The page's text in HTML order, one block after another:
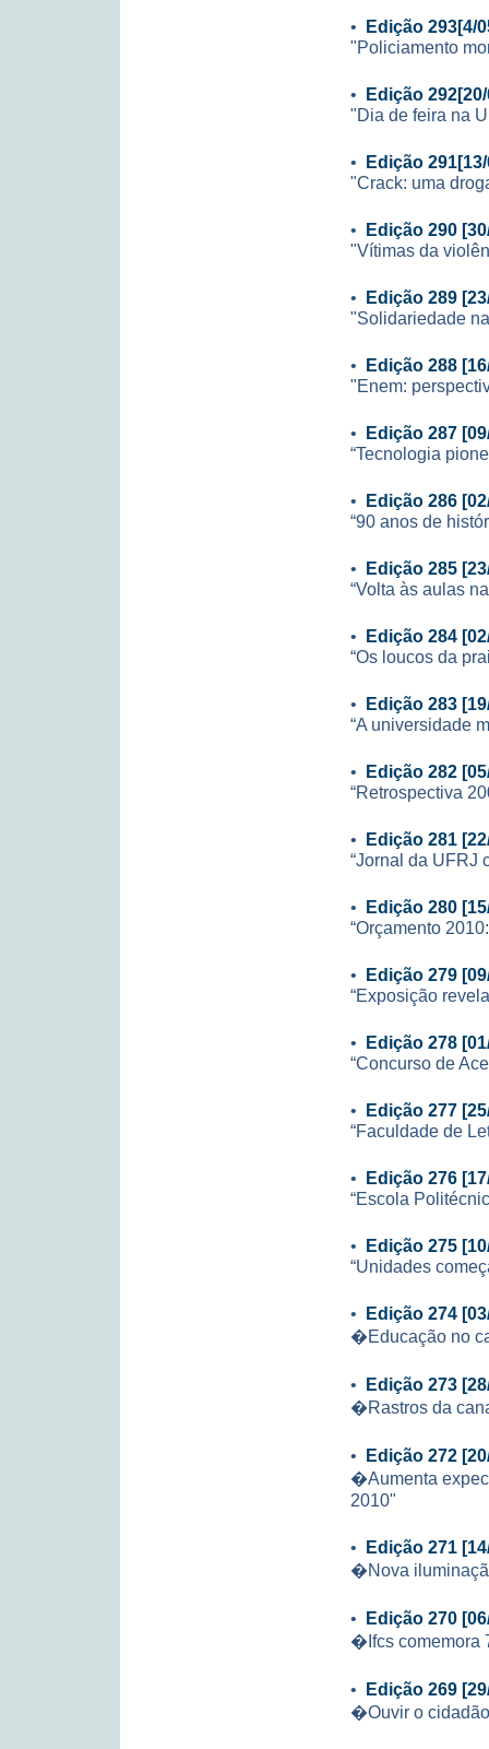
• Edição 293[4/
"Policiamento
• Edição
"Dia de feira na
• Edição
"Crack: uma
• Edição 290
"Vítimas da
• Edição 289
"Solidariedade
• Edição 288
"Enem:
• Edição 287
“Tecnologia
• Edição 286
“90 anos de
• Edição 285
“Volta às aulas
• Edição 284
“Os loucos da
• Edição 283
“A universidade
• Edição 282
“Retrospectiva
• Edição 281
“Jornal da UFRJ
• Edição 280
“Orçamento
• Edição 279
“Exposição
• Edição 278
“Concurso de
• Edição 277
“Faculdade de
• Edição 276
“Escola
• Edição 275
“Unidades
• Edição 274
�Educação no
• Edição 273
�Rastros da
• Edição 272
�Aumenta
2010"
• Edição 271
�Nova
• Edição 270
�Ifcs comemora
• Edição 269
�Ouvir o